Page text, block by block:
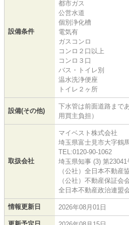
設備条件
都市ガス
公営水道
個別浄化槽
電気有
ガスコンロ
コンロ２口以上
コンロ３口
バス・トイレ別
温水洗浄便座
トイレ２ヶ所
設備(その他)
下水管は前面道路まで
用買主負担）
取扱会社
マイベスト株式会社
埼玉県富士見市大字鶴
TEL:0120-90-1062
埼玉県知事 (3) 第23041
（公社）全日本不動産
（公社）不動産保証会
全日本不動産政治連盟
情報更新日 2026年08月01日